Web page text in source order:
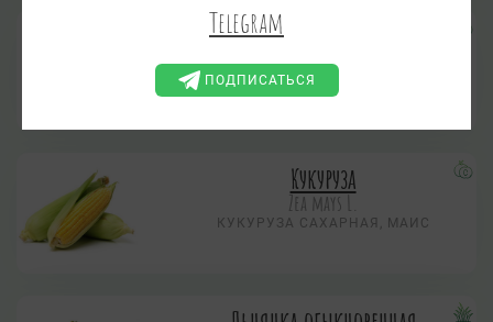
Картофель
Solatium tuberosum L.
КАРТОШКА
Кукуруза
Zea mays L.
КУКУРУЗА САХАРНАЯ, МАИС
Telegram
ПОДПИСАТЬСЯ